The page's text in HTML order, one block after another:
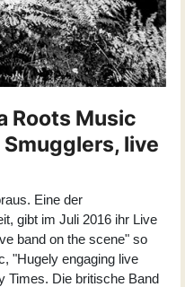
Roots Music
live
Eine der
gibt im Juli 2016 ihr Live
band on the scene" so
"Hugely engaging live
Times. Die britische Band